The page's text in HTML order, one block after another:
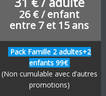
26 € / enfant
entre 7 et 15 ans
Pack Famille 2 adultes+2
enfants 99€
(Non cumulable avec d’autres
promotions)